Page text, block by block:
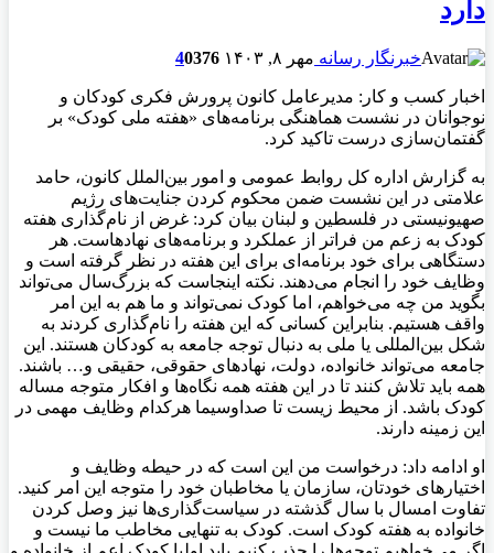
دارد
خبرنگار رسانه مهر ۸, ۱۴۰۳ 40376
اخبار کسب و کار: مدیرعامل کانون پرورش فکری کودکان و
نوجوانان در نشست هماهنگی برنامه‌های «هفته ملی کودک» بر
گفتمان‌سازی درست تاکید کرد.
به گزارش اداره کل روابط عمومی و امور بین‌الملل کانون، حامد
علامتی در این نشست ضمن محکوم کردن جنایت‌های رژیم
صهیونیستی در فلسطین و لبنان بیان کرد: غرض از نام‌گذاری هفته
کودک به زعم من فراتر از عملکرد و برنامه‌های نهادهاست. هر
دستگاهی برای خود برنامه‌ای برای این هفته در نظر گرفته است و
وظایف خود را انجام می‌دهند. نکته اینجاست که بزرگ‌سال می‌تواند
بگوید من چه می‌خواهم، اما کودک نمی‌تواند و ما هم به این امر
واقف هستیم. بنابراین کسانی که این هفته را نام‌گذاری کردند به
شکل بین‌المللی یا ملی به دنبال توجه جامعه به کودکان هستند. این
جامعه می‌تواند خانواده، دولت، نهادهای حقوقی، حقیقی و… باشند.
همه باید تلاش کنند تا در این هفته همه نگاه‌ها و افکار متوجه مساله
کودک باشد. از محیط زیست تا صداوسیما هرکدام وظایف مهمی در
این زمینه دارند.
او ادامه داد: درخواست من این است که در حیطه وظایف و
اختیارهای خودتان، سازمان یا مخاطبان خود را متوجه این امر کنید.
تفاوت امسال با سال گذشته در سیاست‌گذاری‌ها نیز وصل کردن
خانواده به هفته کودک است. کودک به تنهایی مخاطب ما نیست و